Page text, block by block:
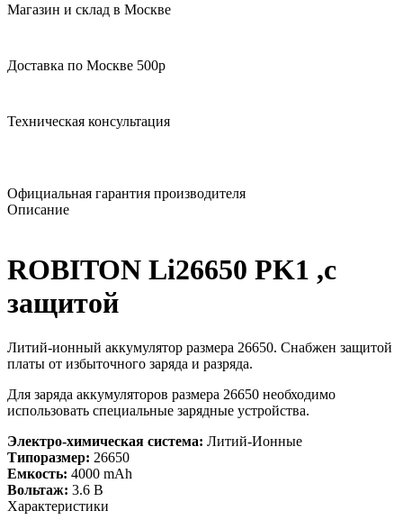
Магазин и склад в Москве
Доставка по Москве 500р
Техническая консультация
Официальная гарантия производителя
Описание
ROBITON Li26650 PK1 ,с
защитой
Литий-ионный аккумулятор размера 26650. Снабжен защитой
платы от избыточного заряда и разряда.
Для заряда аккумуляторов размера 26650 необходимо
использовать специальные зарядные устройства.
Электро-химическая система: Литий-Ионные
Типоразмер: 26650
Емкость: 4000 mAh
Вольтаж: 3.6 В
Характеристики